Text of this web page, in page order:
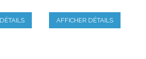
AFFICHER DÉTAILS